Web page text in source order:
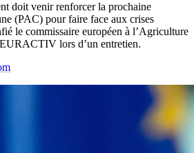
doit venir renforcer la prochaine
(PAC) pour faire face aux crises
le commissaire européen à l’Agriculture
lors d’un entretien.